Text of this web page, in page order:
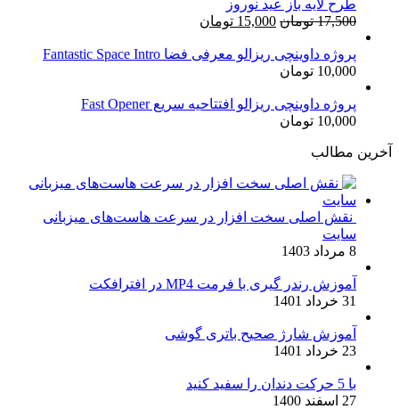
طرح لایه باز عید نوروز
17,500 تومان قیمت
17,500 تومان
15,000 تومان
15,000 تومان.
پروژه داوینچی ریزالو معرفی فضا Fantastic Space Intro
10,000 تومان
پروژه داوینچی ریزالو افتتاحیه سریع Fast Opener
10,000 تومان
آخرین مطالب
نقش اصلی سخت افزار در سرعت هاست‌های میزبانی
سایت
8 مرداد 1403
آموزش رندر گیری با فرمت MP4 در افترافکت
31 خرداد 1401
آموزش شارژ صحیح باتری گوشی
23 خرداد 1401
با 5 حرکت دندان را سفید کنید
27 اسفند 1400